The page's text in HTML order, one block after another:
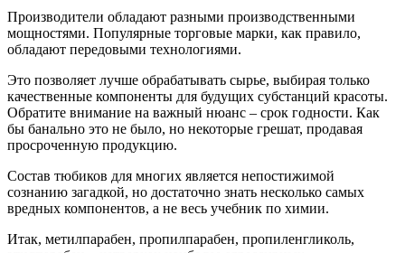
Производители обладают разными производственными
мощностями. Популярные торговые марки, как правило,
обладают передовыми технологиями.
Это позволяет лучше обрабатывать сырье, выбирая только
качественные компоненты для будущих субстанций красоты.
Обратите внимание на важный нюанс – срок годности. Как
бы банально это не было, но некоторые грешат, продавая
просроченную продукцию.
Состав тюбиков для многих является непостижимой
сознанию загадкой, но достаточно знать несколько самых
вредных компонентов, а не весь учебник по химии.
Итак, метилпарабен, пропилпарабен, пропиленгликоль,